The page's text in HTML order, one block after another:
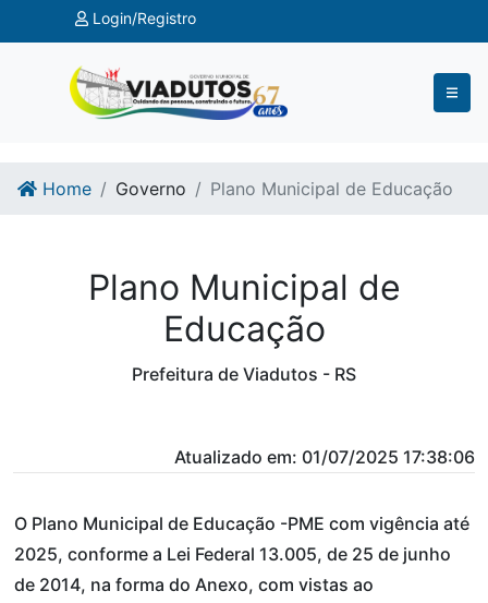
Ir para o conteúdo
Ir para o fim do conteúdo
Login/Registro
Home Governo Plano Municipal de Educação
Plano Municipal de
Educação
Prefeitura de Viadutos - RS
Atualizado em: 01/07/2025 17:38:06
O Plano Municipal de Educação -PME com vigência até
2025, conforme a Lei Federal 13.005, de 25 de junho
de 2014, na forma do Anexo, com vistas ao